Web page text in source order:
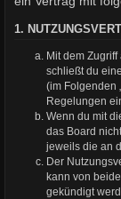
1.
Mit dem Zugriff
schließt du
(im Folgenden
Regelungen
Wenn du mit
das Board
jeweils die an
Der
kann von
gekündigt